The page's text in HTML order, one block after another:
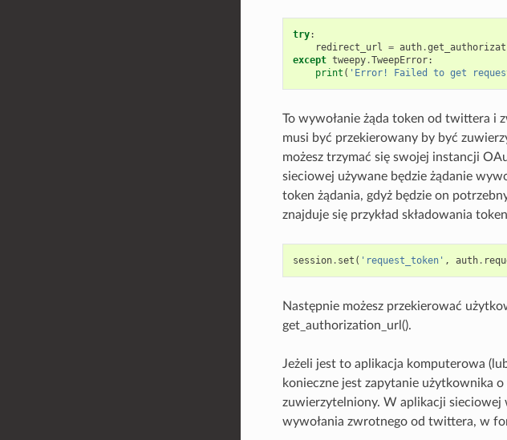
try:
redirect_url = auth.
except tweepy.TweepError:
print ( 'Error! Failed to get
To wywołanie żąda token od twittera i
musi być przekierowany by być
możesz trzymać się swojej instancji
sieciowej używane będzie żądanie
token żądania, gdyż będzie on
znajduje się przykład składowania
session. set ( 'request_token' , auth.
Następnie możesz przekierować
get_authorization_url().
Jeżeli jest to aplikacja komputerowa
konieczne jest zapytanie użytkownika
zuwierzytelniony. W aplikacji sieciowej
wywołania zwrotnego od twittera, w